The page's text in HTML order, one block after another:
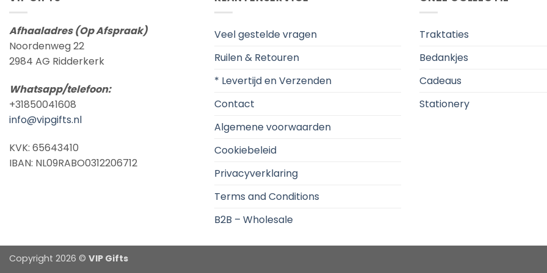
Afhaaladres (Op Afspraak)
Noordenweg 22
2984 AG Ridderkerk
Whatsapp/telefoon:
+31850041608
info@vipgifts.nl
KVK: 65643410
IBAN: NL09RABO0312206712
Veel gestelde vragen
Ruilen & Retouren
* Levertijd en Verzenden
Contact
Algemene voorwaarden
Cookiebeleid
Privacyverklaring
Terms and Conditions
B2B – Wholesale
Traktaties
Bedankjes
Cadeaus
Stationery
Copyright 2026 © VIP Gifts